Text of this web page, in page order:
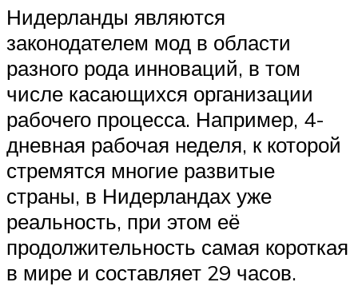
Нидерланды являются
законодателем мод в области
разного рода инноваций, в том
числе касающихся организации
рабочего процесса. Например, 4-
дневная рабочая неделя, к которой
стремятся многие развитые
страны, в Нидерландах уже
реальность, при этом её
продолжительность самая короткая
в мире и составляет 29 часов.